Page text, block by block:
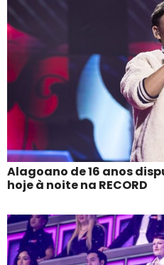
Alagoano de 16 anos
hoje à noite na RECORD